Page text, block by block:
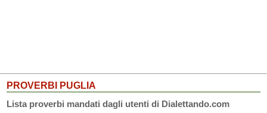
PROVERBI PUGLIA
Lista proverbi mandati dagli utenti di Dialettando.com